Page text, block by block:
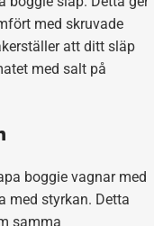
med skruvade
att ditt släp
med salt på
boggie vagnar med
med styrkan. Detta
samma